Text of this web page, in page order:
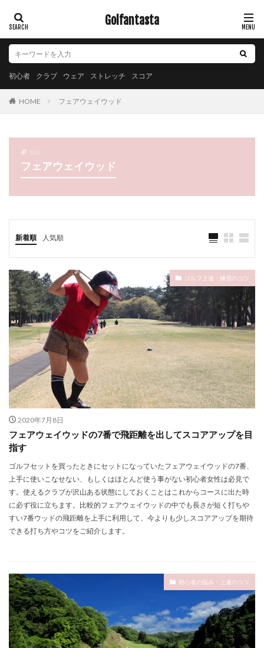
Golfantasta
初心者 クラブ ウェア ストレッチ スコア
HOME フェアウェイウッド
TAG
フェアウェイウッド
新着順 人気順
ゴルフ上達・練習のコツ
2020年7月8日
フェアウェイウッドの7番で飛距離を出してスコアアップを目
指す
ゴルフセットを買ったときにセットになっていたフェアウェイウッドの7番、
上手に使いこなせない、もしくはほとんど使う事がない初心者女性は必見で
す。使えるクラブが沢山ある状態にしておくことはこれからコースに出た時
に必ず役に立ちます。比較的フェアウェイウッドの中でも長さが短く打ちや
すい7番ウッドの飛距離を上手に利用して、今よりも少しスコアアップを期待
できる打ち方やコツをご紹介します。
初心者の悩み・上達のコツ